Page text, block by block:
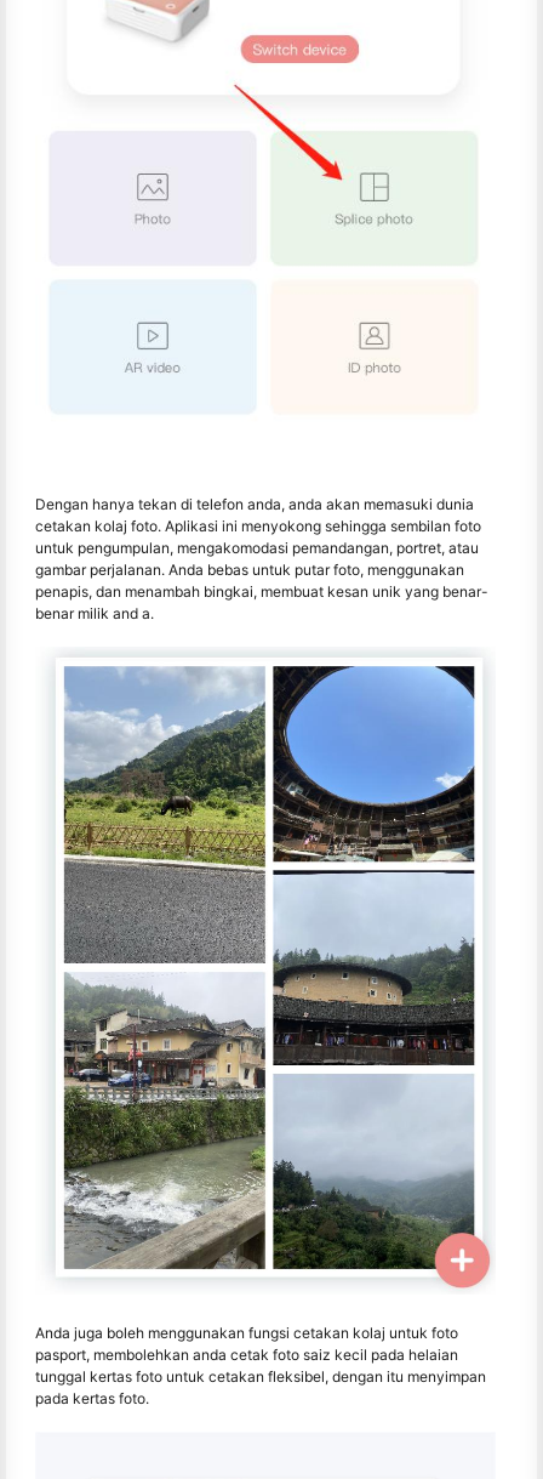
Dengan hanya tekan di telefon anda, anda akan memasuki dunia
cetakan kolaj foto. Aplikasi ini menyokong sehingga sembilan foto
untuk pengumpulan, mengakomodasi pemandangan, portret, atau
gambar perjalanan. Anda bebas untuk putar foto, menggunakan
penapis, dan menambah bingkai, membuat kesan unik yang benar-
benar milik and a.
Anda juga boleh menggunakan fungsi cetakan kolaj untuk foto
pasport, membolehkan anda cetak foto saiz kecil pada helaian
tunggal kertas foto untuk cetakan fleksibel, dengan itu menyimpan
pada kertas foto.